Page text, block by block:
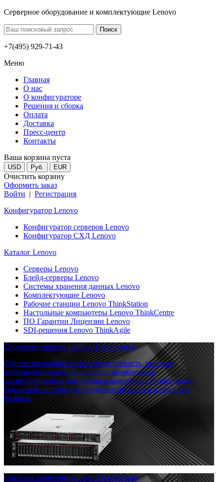
Серверное оборудование и комплектующие Lenovo
+7(495) 929-71-43
Меню
Главная
О нас
О конфигураторе
Решения и сборка
Оплата
Доставка
Пресс-центр
Контакты
Ваша корзина пуста
USD Руб. EUR
Очистить корзину
Оформить заказ
Войти | Регистрация
Конфигуратор Lenovo
Конфигуратор серверов Lenovo
Конфигуратор СХД Lenovo
Каталог Lenovo
Серверы Lenovo
Блейд-серверы Lenovo
Системы хранения данных Lenovo
Комплектующие Lenovo
Рабочие станции Lenovo ThinkStation
Настольные компьютеры Lenovo ThinkCentre
ПО Гарантии Лицензии Lenovo
SDI-решения Lenovo ThinkAgile
Стоечные серверы Lenovo ThinkSystem
Сбалансированная энергоэффективность, высокая
производительность и широкие возможности
масштабирования для решения важнейших бизнес-задач.
Идеальная система для предприятий малого и среднего
бизнеса.
Системы хранения данных ThinkSystem